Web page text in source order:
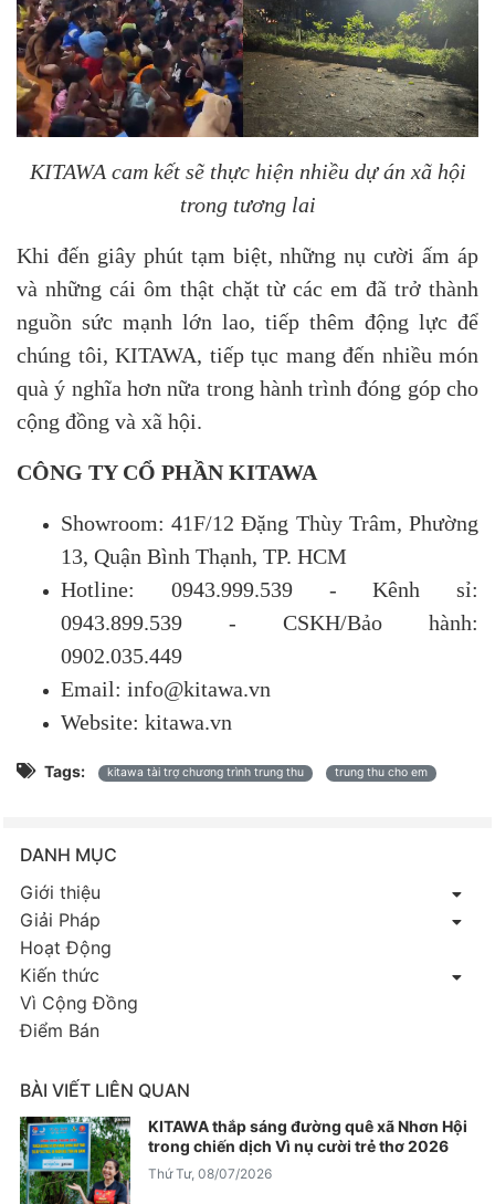
KITAWA cam kết sẽ thực hiện nhiều dự án xã hội
trong tương lai
Khi đến giây phút tạm biệt, những nụ cười ấm áp
và những cái ôm thật chặt từ các em đã trở thành
nguồn sức mạnh lớn lao, tiếp thêm động lực để
chúng tôi, KITAWA, tiếp tục mang đến nhiều món
quà ý nghĩa hơn nữa trong hành trình đóng góp cho
cộng đồng và xã hội.
CÔNG TY CỔ PHẦN KITAWA
Showroom: 41F/12 Đặng Thùy Trâm, Phường
13, Quận Bình Thạnh, TP. HCM
Hotline: 0943.999.539 - Kênh sỉ:
0943.899.539 - CSKH/Bảo hành:
0902.035.449
Email: info@kitawa.vn
Website: kitawa.vn
Tags: kitawa tài trợ chương trình trung thu trung thu cho em
DANH MỤC
Giới thiệu
Giải Pháp
Hoạt Động
Kiến thức
Vì Cộng Đồng
Điểm Bán
BÀI VIẾT LIÊN QUAN
KITAWA thắp sáng đường quê xã Nhơn Hội
trong chiến dịch Vì nụ cười trẻ thơ 2026
Thứ Tư, 08/07/2026